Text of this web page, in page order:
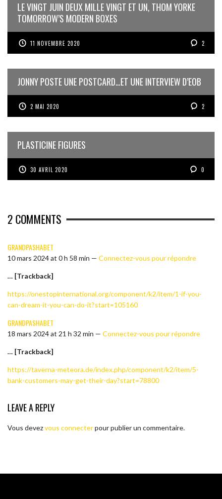
LE VINGT JUIN DEUX MILLE VINGT ET UN, THOM YORKE
TOMORROW’S MODERN BOXES
11 NOVEMBRE 2020 2
JONNY POSTE UNE POSTCARD…ET UNE INTERVIEW D’EOB
2 MAI 2020 2
PLASTICINE FIGURES
30 AVRIL 2020 0
2 COMMENTS
GRANDPASHABET
10 mars 2024 at 0 h 58 min — Connectez-vous pour répondre
… [Trackback]
https://onestopinternational.org/component/k2/item/1-if-you-
can-dream-it-you-can-do-it?start=105160
GRANDPASHABET
18 mars 2024 at 21 h 32 min — Connectez-vous pour répondre
… [Trackback]
https://taverna-meteora.de/index.php/component/k2/item/5-
bank-customers-may-get-their-day?start=78800
LEAVE A REPLY
Vous devezvous connecterpour publier un commentaire.